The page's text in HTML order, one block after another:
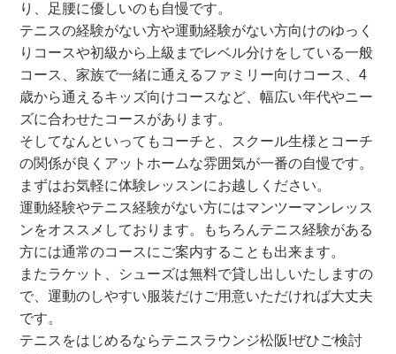
り、足腰に優しいのも自慢です。
テニスの経験がない方や運動経験がない方向けのゆっく
りコースや初級から上級までレベル分けをしている一般
コース、家族で一緒に通えるファミリー向けコース、4
歳から通えるキッズ向けコースなど、幅広い年代やニー
ズに合わせたコースがあります。
そしてなんといってもコーチと、スクール生様とコーチ
の関係が良くアットホームな雰囲気が一番の自慢です。
まずはお気軽に体験レッスンにお越しください。
運動経験やテニス経験がない方にはマンツーマンレッス
ンをオススメしております。もちろんテニス経験がある
方には通常のコースにご案内することも出来ます。
またラケット、シューズは無料で貸し出しいたしますの
で、運動のしやすい服装だけご用意いただければ大丈夫
です。
テニスをはじめるならテニスラウンジ松阪!ぜひご検討